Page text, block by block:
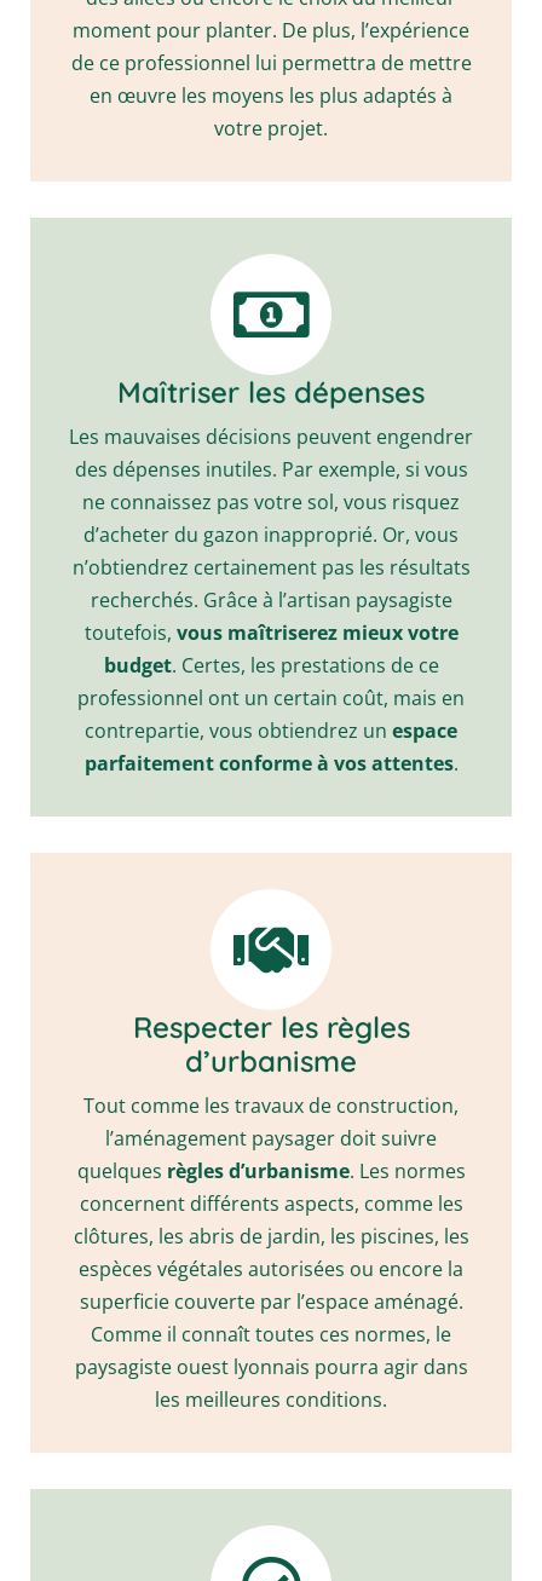
moment pour planter. De plus, l’expérience
de ce professionnel lui permettra de mettre
en œuvre les moyens les plus adaptés à
votre projet.
Maîtriser les dépenses
Les mauvaises décisions peuvent engendrer
des dépenses inutiles. Par exemple, si vous
ne connaissez pas votre sol, vous risquez
d’acheter du gazon inapproprié. Or, vous
n’obtiendrez certainement pas les résultats
recherchés. Grâce à l’artisan paysagiste
toutefois, vous maîtriserez mieux votre
budget. Certes, les prestations de ce
professionnel ont un certain coût, mais en
contrepartie, vous obtiendrez un espace
parfaitement conforme à vos attentes.
Respecter les règles
d’urbanisme
Tout comme les travaux de construction,
l’aménagement paysager doit suivre
quelques règles d’urbanisme. Les normes
concernent différents aspects, comme les
clôtures, les abris de jardin, les piscines, les
espèces végétales autorisées ou encore la
superficie couverte par l’espace aménagé.
Comme il connaît toutes ces normes, le
paysagiste ouest lyonnais pourra agir dans
les meilleures conditions.